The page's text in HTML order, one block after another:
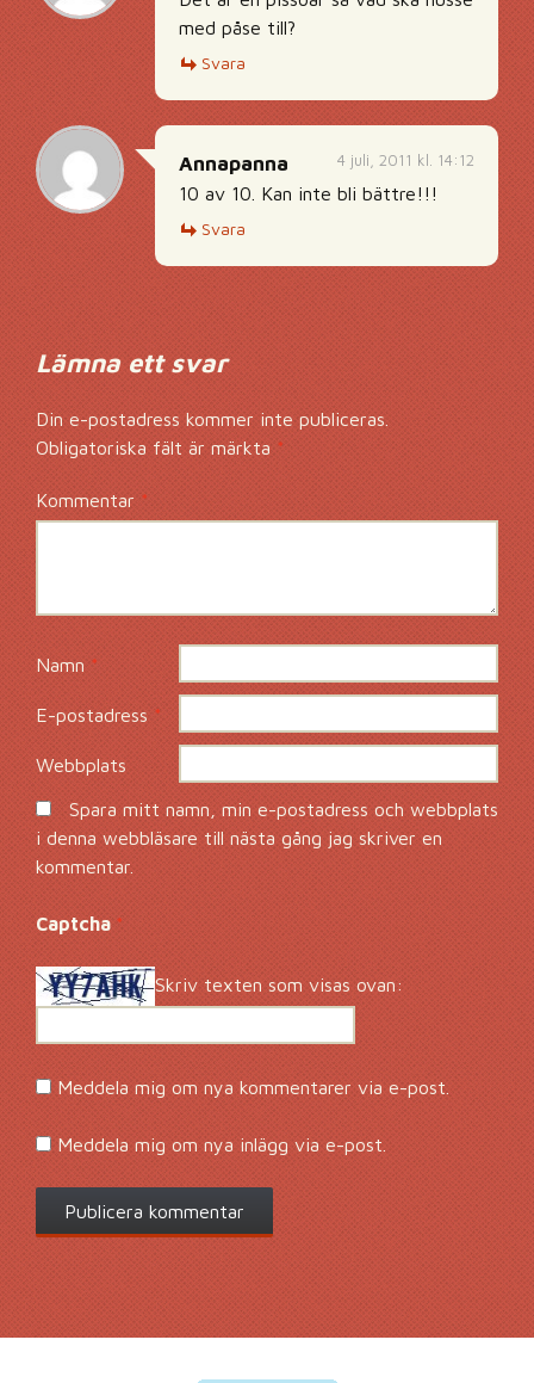
med påse till?
Svara
4 juli, 2011 kl. 14:12
Annapanna
10 av 10. Kan inte bli bättre!!!
Svara
Lämna ett svar
Din e-postadress kommer inte publiceras.
Obligatoriska fält är märkta*
Kommentar*
Namn *
E-postadress*
Webbplats
Spara mitt namn, min e-postadress och webbplats
i denna webbläsare till nästa gång jag skriver en
kommentar.
Captcha*
Skriv texten som visas ovan:
Meddela mig om nya kommentarer via e-post.
Meddela mig om nya inlägg via e-post.